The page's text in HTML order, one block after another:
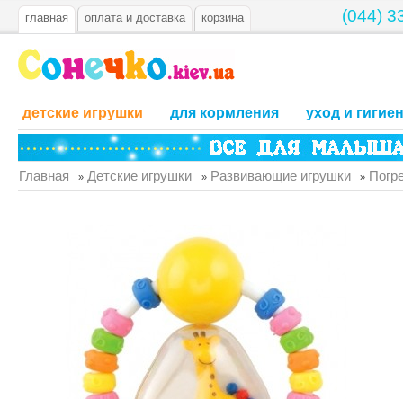
(044)
главная оплата и доставка корзина
детские игрушки для кормления уход и
Главная » Детские игрушки » Развивающие игрушки »